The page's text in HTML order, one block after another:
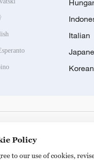
Italian
Korean
Policy
to our use of cookies,